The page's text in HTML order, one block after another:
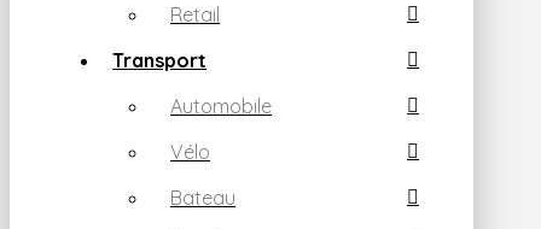
Retail
Transport
Automobile
Vélo
Bateau